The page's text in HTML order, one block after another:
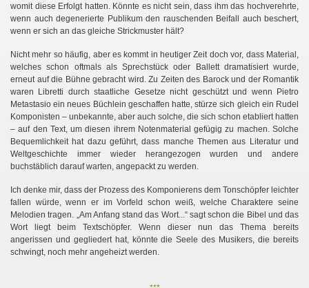
womit diese Erfolgt hatten. Könnte es nicht sein, dass ihm das hochverehrte,
wenn auch degenerierte Publikum den rauschenden Beifall auch beschert,
wenn er sich an das gleiche Strickmuster hält?
Nicht mehr so häufig, aber es kommt in heutiger Zeit doch vor, dass Material,
welches schon oftmals als Sprechstück oder Ballett dramatisiert wurde,
erneut auf die Bühne gebracht wird. Zu Zeiten des Barock und der Romantik
waren Libretti durch staatliche Gesetze nicht geschützt und wenn Pietro
Metastasio ein neues Büchlein geschaffen hatte, stürze sich gleich ein Rudel
Komponisten – unbekannte, aber auch solche, die sich schon etabliert hatten
– auf den Text, um diesen ihrem Notenmaterial gefügig zu machen. Solche
Bequemlichkeit hat dazu geführt, dass manche Themen aus Literatur und
Weltgeschichte immer wieder herangezogen wurden und andere
buchstäblich darauf warten, angepackt zu werden.
Ich denke mir, dass der Prozess des Komponierens dem Tonschöpfer leichter
fallen würde, wenn er im Vorfeld schon weiß, welche Charaktere seine
Melodien tragen. „Am Anfang stand das Wort...“ sagt schon die Bibel und das
Wort liegt beim Textschöpfer. Wenn dieser nun das Thema bereits
angerissen und gegliedert hat, könnte die Seele des Musikers, die bereits
schwingt, noch mehr angeheizt werden.